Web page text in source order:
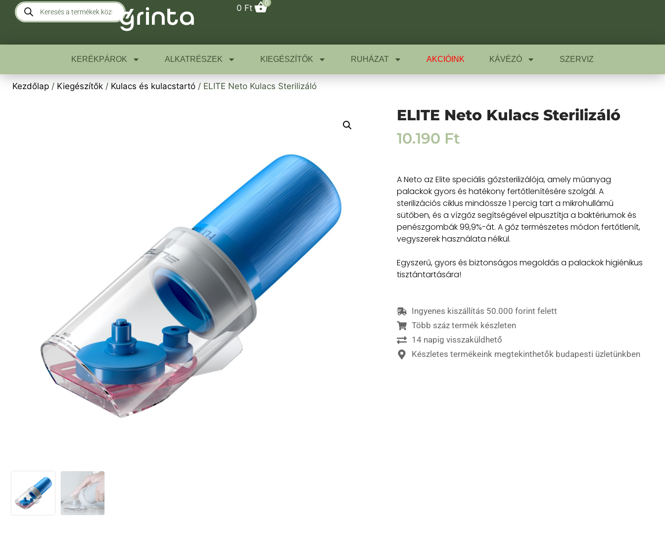
0 Ft
0
KERÉKPÁROK ALKATRÉSZEK KIEGÉSZÍTŐK RUHÁZAT AKCIÓINK KÁVÉZÓ SZERVIZ
Kezdőlap / Kiegészítők / Kulacs és kulacstartó / ELITE Neto Kulacs Sterilizáló
ELITE Neto Kulacs Sterilizáló
10.190 Ft
A Neto az Elite speciális gőzsterilizálója, amely műanyag
palackok gyors és hatékony fertőtlenítésére szolgál. A
sterilizációs ciklus mindössze 1 percig tart a mikrohullámú
sütőben, és a vízgőz segítségével elpusztítja a baktériumok és
penészgombák 99,9%-át. A gőz természetes módon fertőtlenít,
vegyszerek használata nélkül.
Egyszerű, gyors és biztonságos megoldás a palackok higiénikus
tisztántartására!
Ingyenes kiszállítás 50.000 forint felett
Több száz termék készleten
14 napig visszaküldhető
Készletes termékeink megtekinthetők budapesti üzletünkben